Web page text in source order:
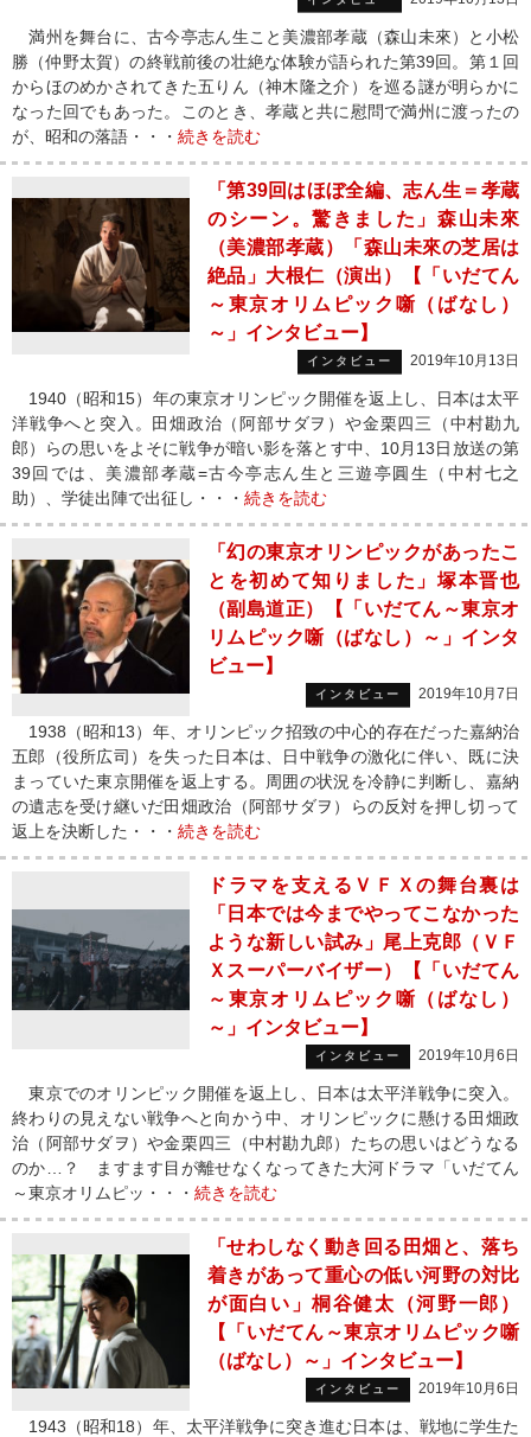
満州を舞台に、古今亭志ん生こと美濃部孝蔵（森山未來）と小松
勝（仲野太賀）の終戦前後の壮絶な体験が語られた第39回。第１回
からほのめかされてきた五りん（神木隆之介）を巡る謎が明らかに
なった回でもあった。このとき、孝蔵と共に慰問で満州に渡ったの
が、昭和の落語・・・ 続きを読む
「第39回はほぼ全編、志ん生＝孝蔵
のシーン。驚きました」森山未來
（美濃部孝蔵）「森山未來の芝居は
絶品」大根仁（演出）【「いだてん
～東京オリムピック噺（ばなし）
～」インタビュー】
インタビュー 2019年10月13日
1940（昭和15）年の東京オリンピック開催を返上し、日本は太平
洋戦争へと突入。田畑政治（阿部サダヲ）や金栗四三（中村勘九
郎）らの思いをよそに戦争が暗い影を落とす中、10月13日放送の第
39回では、美濃部孝蔵=古今亭志ん生と三遊亭圓生（中村七之
助）、学徒出陣で出征し・・・ 続きを読む
「幻の東京オリンピックがあったこ
とを初めて知りました」塚本晋也
（副島道正）【「いだてん～東京オ
リムピック噺（ばなし）～」インタ
ビュー】
インタビュー 2019年10月7日
1938（昭和13）年、オリンピック招致の中心的存在だった嘉納治
五郎（役所広司）を失った日本は、日中戦争の激化に伴い、既に決
まっていた東京開催を返上する。周囲の状況を冷静に判断し、嘉納
の遺志を受け継いだ田畑政治（阿部サダヲ）らの反対を押し切って
返上を決断した・・・ 続きを読む
ドラマを支えるＶＦＸの舞台裏は
「日本では今までやってこなかった
ような新しい試み」尾上克郎（ＶＦ
Ｘスーパーバイザー）【「いだてん
～東京オリムピック噺（ばなし）
～」インタビュー】
インタビュー 2019年10月6日
東京でのオリンピック開催を返上し、日本は太平洋戦争に突入。
終わりの見えない戦争へと向かう中、オリンピックに懸ける田畑政
治（阿部サダヲ）や金栗四三（中村勘九郎）たちの思いはどうなる
のか…？ ますます目が離せなくなってきた大河ドラマ「いだてん
～東京オリムピッ・・・ 続きを読む
「せわしなく動き回る田畑と、落ち
着きがあって重心の低い河野の対比
が面白い」桐谷健太（河野一郎）
【「いだてん～東京オリムピック噺
（ばなし）～」インタビュー】
インタビュー 2019年10月6日
1943（昭和18）年、太平洋戦争に突き進む日本は、戦地に学生た